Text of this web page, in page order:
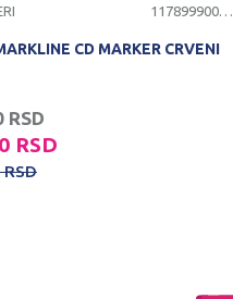
1178999000093
CD MARKER CRVENI
RSD
RSD
RSD